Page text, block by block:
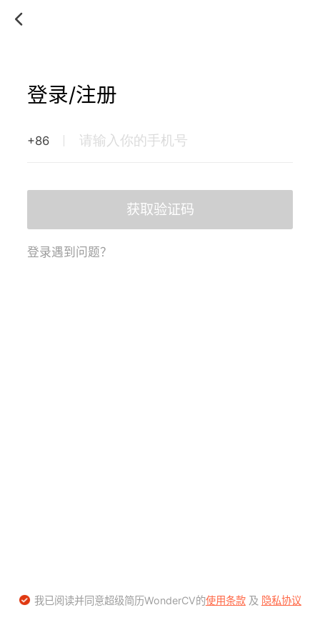
登录/注册
+86
获取验证码
登录遇到问题？
我已阅读并同意超级简历WonderCV的使用条款及 隐私协议